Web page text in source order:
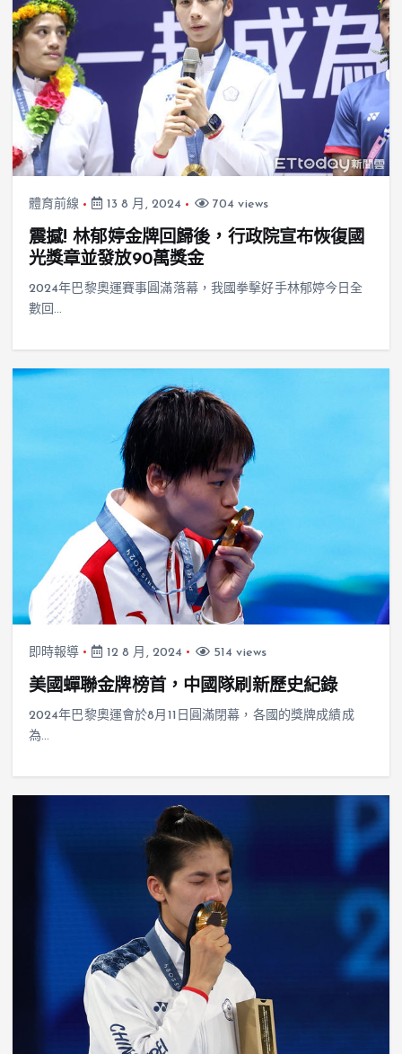
體育前線 13 8 月, 2024 704 views
震撼! 林郁婷金牌回歸後，行政院宣布恢復國
光獎章並發放90萬獎金
2024年巴黎奧運賽事圓滿落幕，我國拳擊好手林郁婷今日全
數回…
即時報導 12 8 月, 2024 514 views
美國蟬聯金牌榜首，中國隊刷新歷史紀錄
2024年巴黎奧運會於8月11日圓滿閉幕，各國的獎牌成績成
為…